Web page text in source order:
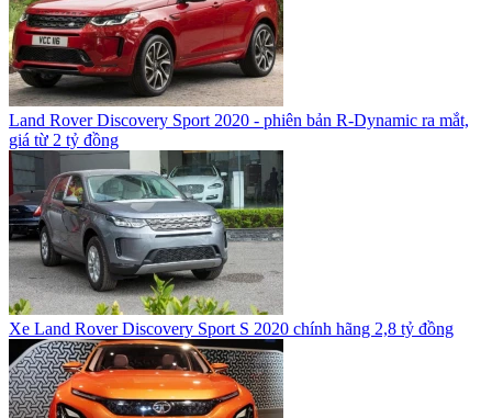
Land Rover Discovery Sport 2020 - phiên bản R-Dynamic ra mắt,
giá từ 2 tỷ đồng
Xe Land Rover Discovery Sport S 2020 chính hãng 2,8 tỷ đồng